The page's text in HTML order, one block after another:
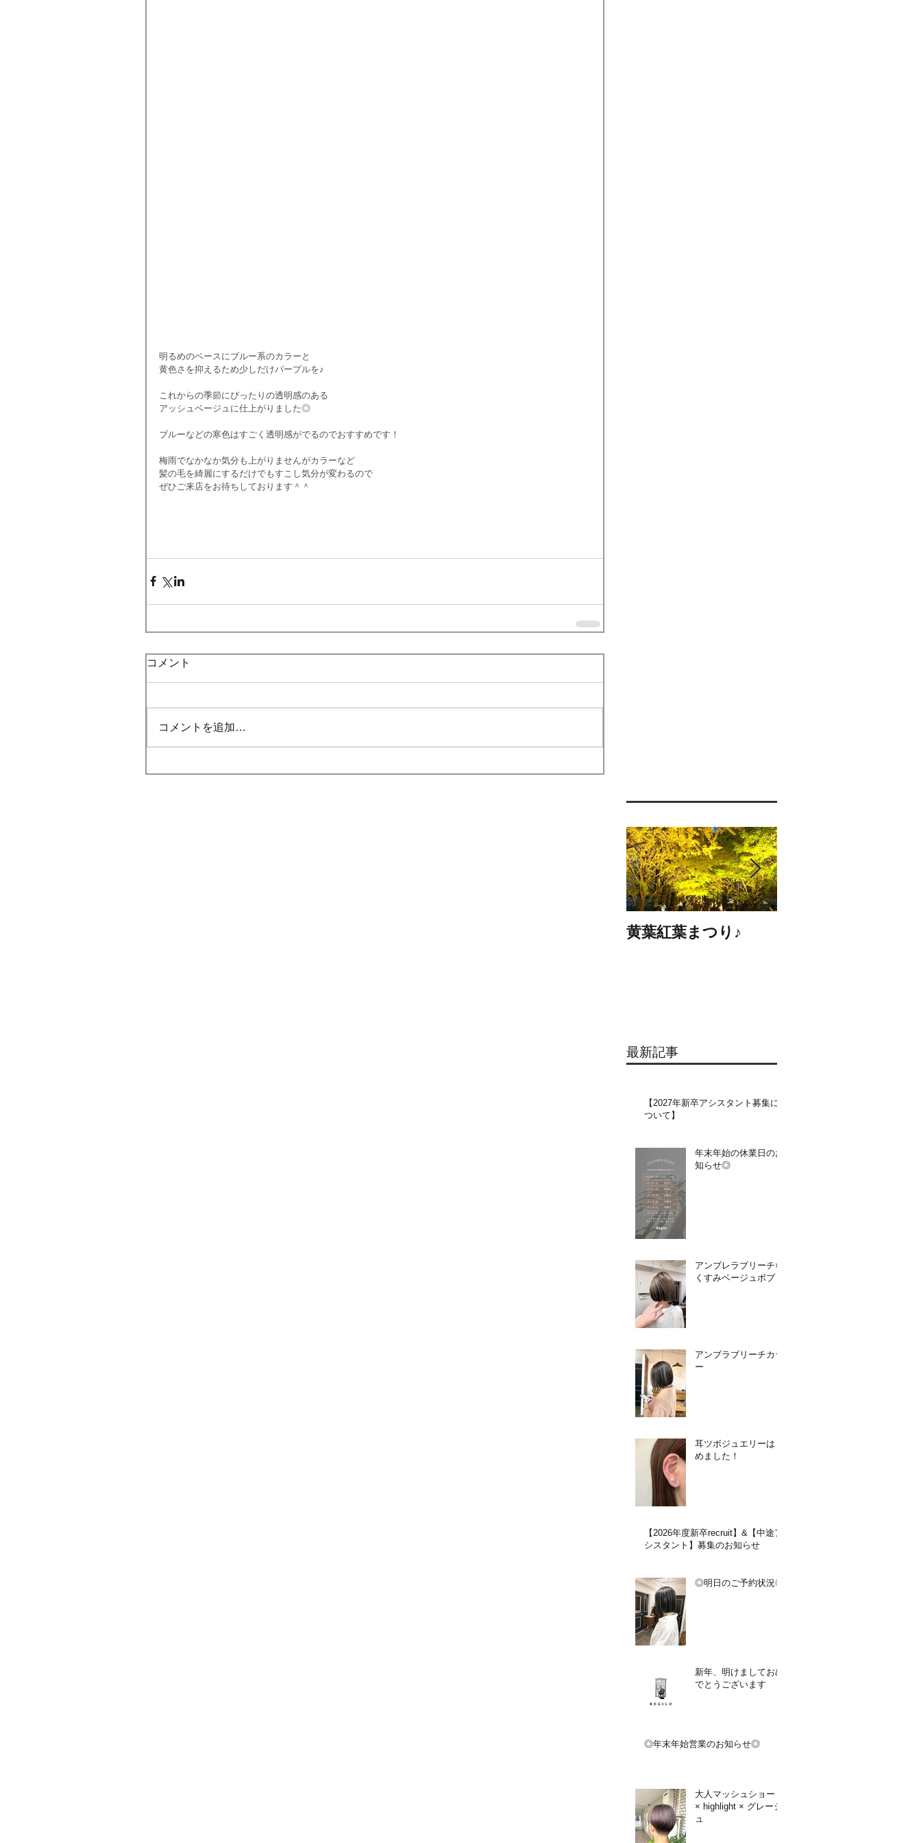
明るめのベースにブルー系のカラーと
黄色さを抑えるため少しだけパープルを♪
これからの季節にぴったりの透明感のある
アッシュベージュに仕上がりました◎
ブルーなどの寒色はすごく透明感がでるのでおすすめです！
梅雨でなかなか気分も上がりませんがカラーなど
髪の毛を綺麗にするだけでもすこし気分が変わるので
ぜひご来店をお待ちしております＾＾
コメント
コメントを追加…
黄葉紅葉まつり♪
最新記事
【2027年新卒アシスタント募集に
ついて】​​
年末年始の休業日のお
知らせ◎
アンブレラブリーチ×
くすみベージュボブ
アンブラブリーチカラ
ー
耳ツボジュエリーはじ
めました！
【2026年度新卒recruit】&【中途ア
シスタント】募集のお知らせ
◎明日のご予約状況◎
新年、明けましておめ
でとうございます
◎年末年始営業のお知らせ◎
大人マッシュショート
× highlight × グレージ
ュ